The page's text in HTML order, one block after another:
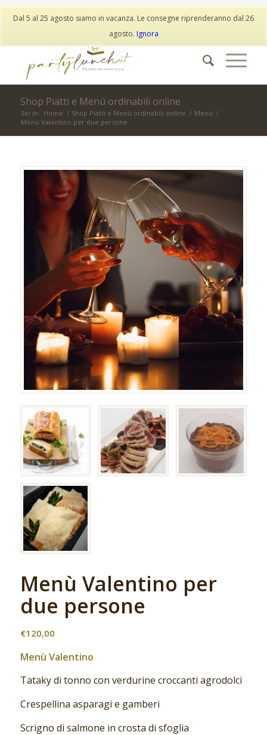
My Account
Wishlist
Shop Piatti e Menù ordinabili online
Sei in: Home / Shop Piatti e Menù ordinabili online / Menù /
Menù Valentino per due persone
Menù Valentino per
due persone
€120,00
Menù Valentino
Tataky di tonno con verdurine croccanti agrodolci
Crespellina asparagi e gamberi
Scrigno di salmone in crosta di sfoglia
Dal 5 al 25 agosto siamo in vacanza. Le consegne riprenderanno dal 26
agosto. Ignora